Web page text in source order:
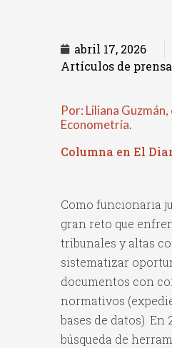
abril 17, 2026
Artículos de prensa
Por: Liliana
Econometría.
Columna en El
Como funcionaria
gran reto que
tribunales y altas
sistematizar
documentos con
normativos
bases de datos). En
búsqueda de